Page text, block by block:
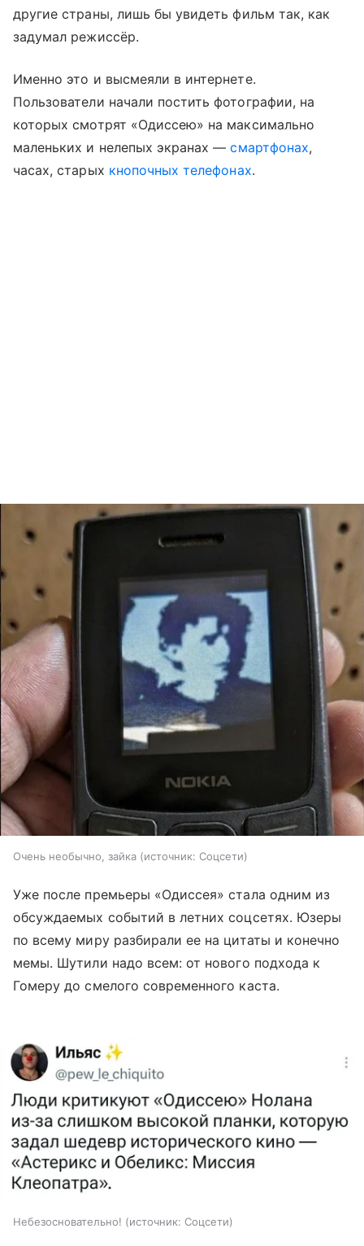
другие страны, лишь бы увидеть фильм так, как
задумал режиссёр.
Именно это и высмеяли в интернете.
Пользователи начали постить фотографии, на
которых смотрят «Одиссею» на максимально
маленьких и нелепых экранах —смартфонах,
часах, старых кнопочных телефонах.
Очень необычно, зайка источник: Соцсети
Уже после премьеры «Одиссея» стала одним из
обсуждаемых событий в летних соцсетях. Юзеры
по всему миру разбирали ее на цитаты и конечно
мемы. Шутили надо всем: от нового подхода к
Гомеру до смелого современного каста.
Небезосновательно! источник: Соцсети